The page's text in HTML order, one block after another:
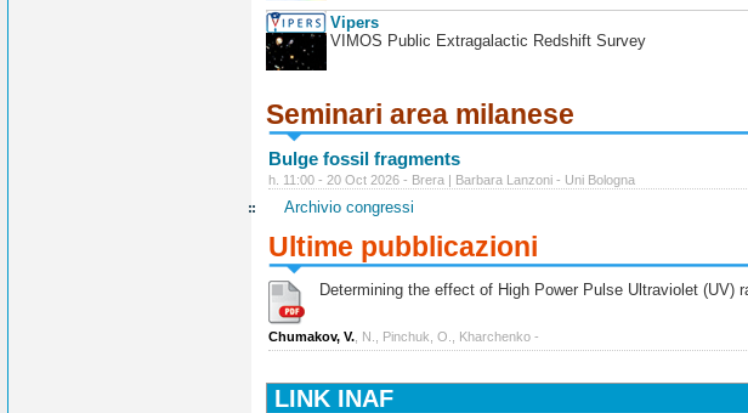
Vipers
VIMOS Public Extragalactic Redshift Survey
Seminari area milanese
Bulge fossil fragments
h. 11:00 - 20 Oct 2026 - Brera | Barbara Lanzoni - Uni Bologna
Archivio congressi
Ultime pubblicazioni
Determining the effect of High Power Pulse Ultraviolet (UV)
Chumakov, V. , N., Pinchuk, O., Kharchenko -
LINK INAF